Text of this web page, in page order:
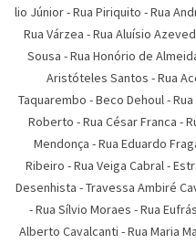
lio Júnior-Rua Piriquito -Rua
Rua Várzea -Rua Aluí­sio
Sousa -Rua Honório de
Aristóteles Santos -Rua
Taquarembo -Beco Dehoul-
Roberto -Rua César Franca -
Mendonça -Rua Eduardo
Ribeiro -Rua Veiga Cabral-
Desenhista -Travessa Ambiré
-Rua Sí­lvio Moraes -Rua
Alberto Cavalcanti -Rua Maria